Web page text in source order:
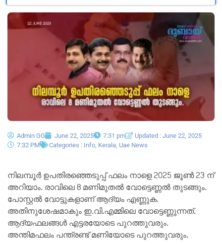
Admin GG June 22, 2025 7:31 pm
Updated : June 22, 2025
7:32 PM
Categories : Info Kerala Uae News
നിലമ്പൂർ ഉപതിരഞ്ഞെടുപ്പ് ഫലം നാളെ 2025 ജൂൺ 23 ന്
അറിയാം. രാവിലെ 8 മണിമുതൽ വോട്ടെണ്ണൽ തുടങ്ങും.
പോസ്റ്റൽ വോട്ടുകളാണ് ആദ്യം എണ്ണുക.
അതിനുശേഷമാകും ഇ.വി.എമ്മിലെ വോട്ടെണ്ണുന്നത്.
ആദ്യഫലങ്ങൾ എട്ടരയോടെ പുറത്തുവരും.
അന്തിമഫലം പന്ത്രണ്ട് മണിയോടെ പുറത്തുവരും.